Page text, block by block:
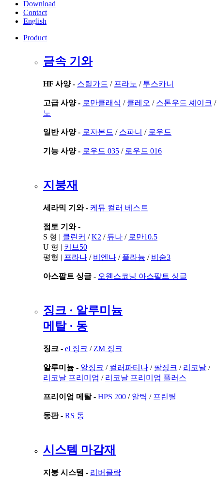
Download
Contact
English
Product
금속 기와
HF 사양 - 스틸가드 / 프라노 / 투스카니
고급 사양 - 로만클래식 / 클레오 / 스톤우드 셰이크
노
일반 사양 - 로자본드 / 스파니 / 로우드
기능 사양 - 로우드 035 / 로우드 016
지붕재
세라믹 기와 - 케뮤 컬러 베스트
점토 기와 -
S 형 | 클린커 /K2 / 듀나 / 로만10.5
U 형 | 커브50
평형 | 프라나 / 비엔나 / 플라늄 / 비숨3
아스팔트 싱글 - 오웬스코닝 아스팔트 싱글
징크 · 알루미늄
메탈 · 동
징크 - el 징크 / ZM 징크
알루미늄 - 알징크 / 컬러파티나 / 팔징크 / 리코날 /
리코날 프리미엄 / 리코날 프리미엄 플러스
프리이엄 메탈 - HPS 200 / 알틱 / 프린틸
동판 - RS 동
시스템 마감재
지붕 시스템 - 리버클락